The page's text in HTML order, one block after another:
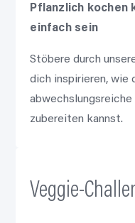
Pflanzlich kochen
einfach sein
Stöbere durch
dich inspirieren, wie
zubereiten kannst.
Veggie-